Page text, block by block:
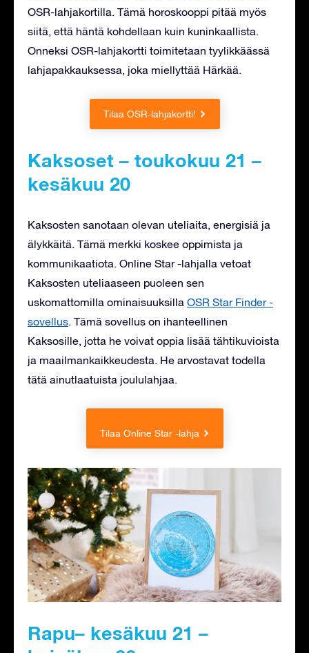
OSR-lahjakortilla. Tämä horoskooppi pitää myös
siitä, että häntä kohdellaan kuin kuninkaallista.
Onneksi OSR-lahjakortti toimitetaan tyylikkäässä
lahjapakkauksessa, joka miellyttää Härkää.
Tilaa OSR-lahjakortti!
Kaksoset – toukokuu 21 –
kesäkuu 20
Kaksosten sanotaan olevan uteliaita, energisiä ja
älykkäitä. Tämä merkki koskee oppimista ja
kommunikaatiota. Online Star -lahjalla vetoat
Kaksosten uteliaaseen puoleen sen
uskomattomilla ominaisuuksilla OSR Star Finder -
sovellus. Tämä sovellus on ihanteellinen
Kaksosille, jotta he voivat oppia lisää tähtikuvioista
ja maailmankaikkeudesta. He arvostavat todella
tätä ainutlaatuista joululahjaa.
Tilaa Online Star -lahja
Rapu– kesäkuu 21 –